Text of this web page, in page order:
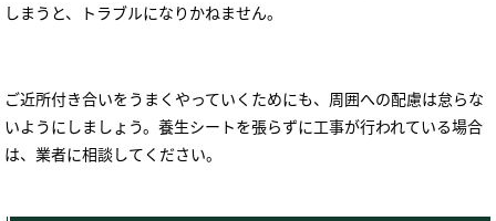
しまうと、トラブルになりかねません。
ご近所付き合いをうまくやっていくためにも、周囲への配慮は怠らな
いようにしましょう。養生シートを張らずに工事が行われている場合
は、業者に相談してください。